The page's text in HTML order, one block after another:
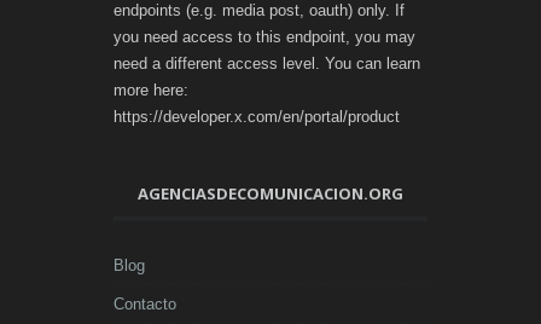
endpoints (e.g. media post, oauth) only. If
you need access to this endpoint, you may
need a different access level. You can learn
more here:
https://developer.x.com/en/portal/product
AGENCIASDECOMUNICACION.ORG
Blog
Contacto